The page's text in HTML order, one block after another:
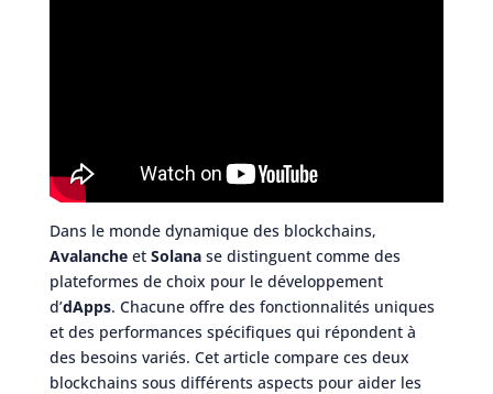
Dans le monde dynamique des blockchains,
Avalancheet Solanase distinguent comme des
plateformes de choix pour le développement
d’dApps. Chacune offre des fonctionnalités uniques
et des performances spécifiques qui répondent à
des besoins variés. Cet article compare ces deux
blockchains sous différents aspects pour aider les